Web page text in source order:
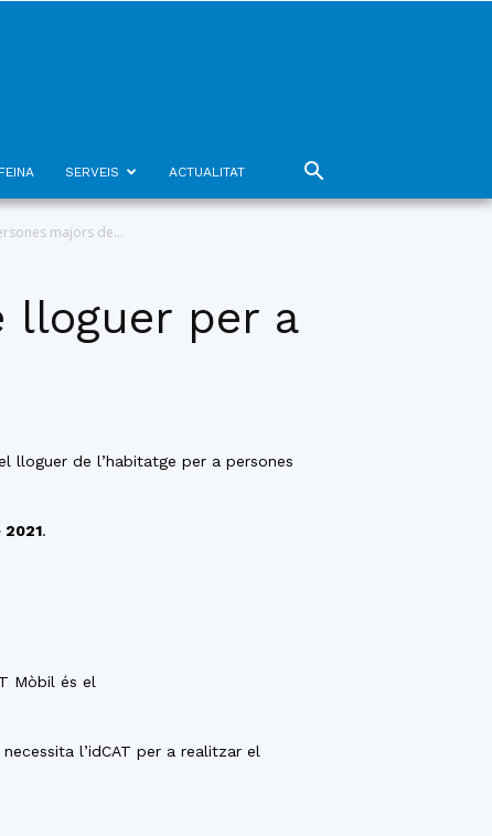
SERVEIS ACTUALITAT
majors de...
lloguer per a
lloguer de l’habitatge per a persones
2021.
Mòbil és el
l’idCAT per a realitzar el